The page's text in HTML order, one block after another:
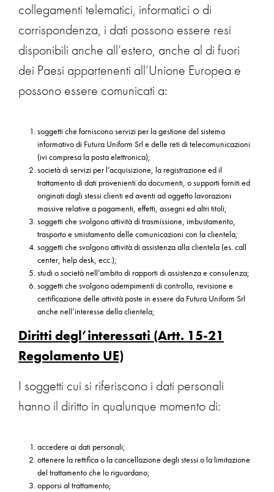
collegamenti telematici, informatici o di
corrispondenza, i dati possono essere resi
disponibili anche all’estero, anche al di fuori
dei Paesi appartenenti all’Unione Europea e
possono essere comunicati a:
soggetti che forniscono servizi per la gestione del sistema
informativo di Futura Uniform Srl e delle reti di telecomunicazioni
(ivi compresa la posta elettronica);
società di servizi per l’acquisizione, la registrazione ed il
trattamento di dati provenienti da documenti, o supporti forniti ed
originati dagli stessi clienti ed aventi ad oggetto lavorazioni
massive relative a pagamenti, effetti, assegni ed altri titoli;
soggetti che svolgono attività di trasmissione, imbustamento,
trasporto e smistamento delle comunicazioni con la clientela;
soggetti che svolgono attività di assistenza alla clientela (es. call
center, help desk, ecc.);
studi o società nell’ambito di rapporti di assistenza e consulenza;
soggetti che svolgono adempimenti di controllo, revisione e
certificazione delle attività poste in essere da Futura Uniform Srl
anche nell’interesse della clientela;
Diritti degl’interessati (Artt. 15-21
Regolamento UE)
I soggetti cui si riferiscono i dati personali
hanno il diritto in qualunque momento di:
accedere ai dati personali;
ottenere la rettifica o la cancellazione degli stessi o la limitazione
del trattamento che lo riguardano;
opporsi al trattamento;